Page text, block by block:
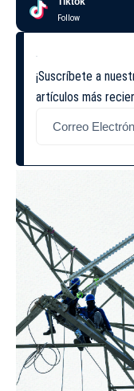
Follow
¡Suscríbete a
artículos más